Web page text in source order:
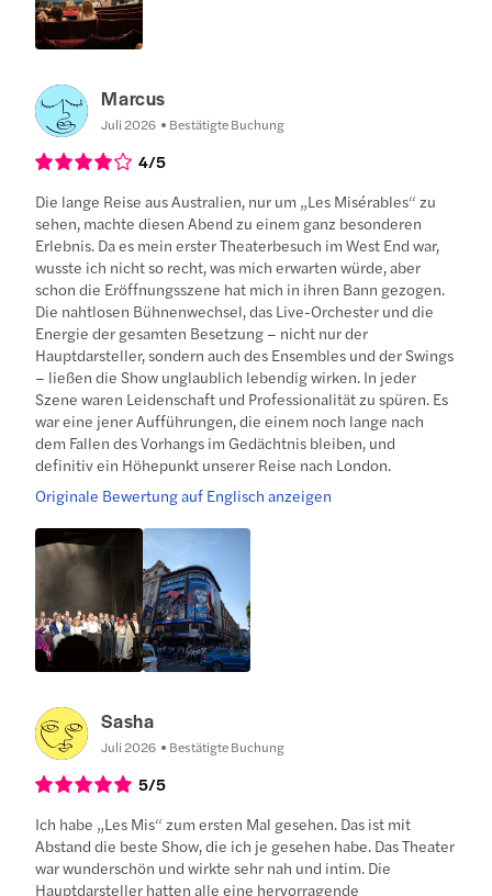
Marcus
Juli 2026 Bestätigte Buchung
4/5
Die lange Reise aus Australien, nur um „Les Misérables“ zu
sehen, machte diesen Abend zu einem ganz besonderen
Erlebnis. Da es mein erster Theaterbesuch im West End war,
wusste ich nicht so recht, was mich erwarten würde, aber
schon die Eröffnungsszene hat mich in ihren Bann gezogen.
Die nahtlosen Bühnenwechsel, das Live-Orchester und die
Energie der gesamten Besetzung – nicht nur der
Hauptdarsteller, sondern auch des Ensembles und der Swings
– ließen die Show unglaublich lebendig wirken. In jeder
Szene waren Leidenschaft und Professionalität zu spüren. Es
war eine jener Aufführungen, die einem noch lange nach
dem Fallen des Vorhangs im Gedächtnis bleiben, und
definitiv ein Höhepunkt unserer Reise nach London.
Originale Bewertung auf Englisch anzeigen
Sasha
Juli 2026 Bestätigte Buchung
5/5
Ich habe „Les Mis“ zum ersten Mal gesehen. Das ist mit
Abstand die beste Show, die ich je gesehen habe. Das Theater
war wunderschön und wirkte sehr nah und intim. Die
Hauptdarsteller hatten alle eine hervorragende